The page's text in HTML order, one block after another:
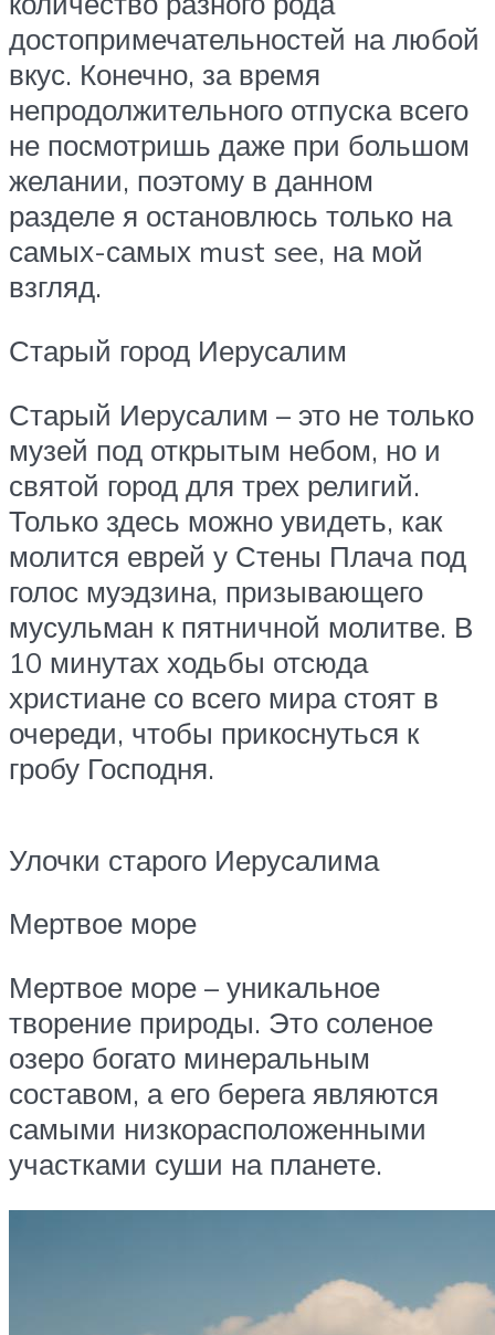
достопримечательностей на любой
вкус. Конечно, за время
непродолжительного отпуска всего
не посмотришь даже при большом
желании, поэтому в данном
разделе я остановлюсь только на
самых-самых must see, на мой
взгляд.
Старый город Иерусалим
Старый Иерусалим – это не только
музей под открытым небом, но и
святой город для трех религий.
Только здесь можно увидеть, как
молится еврей у Стены Плача под
голос муэдзина, призывающего
мусульман к пятничной молитве. В
10 минутах ходьбы отсюда
христиане со всего мира стоят в
очереди, чтобы прикоснуться к
гробу Господня.
Улочки старого Иерусалима
Мертвое море
Мертвое море – уникальное
творение природы. Это соленое
озеро богато минеральным
составом, а его берега являются
самыми низкорасположенными
участками суши на планете.